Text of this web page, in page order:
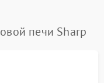
Подробнее →
печи Sharp